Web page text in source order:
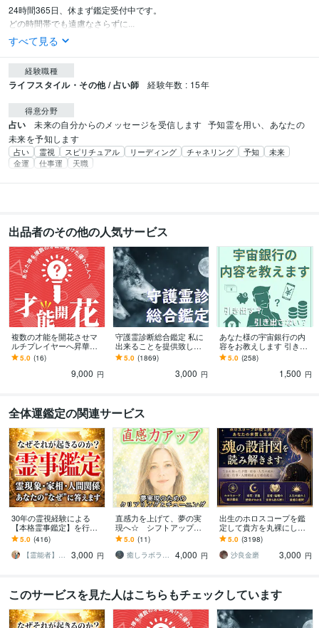
24時間365日、休まず鑑定受付中です。
どの時間帯でも遠慮なさらずに...
すべて見る
経験職種
ライフスタイル・その他 / 占い師 経験年数 : 15年
得意分野
占い 未来の自分からのメッセージを受信します 予知霊を用い、あなたの
未来を予知します
占い 霊視 スピリチュアル リーディング チャネリング 予知
未来
金運
仕事運 天職
出品者のその他の人気サービス
複数の才能を開花させマ
ルチプレイヤーへ昇華さ
せます あなた様を複数の
才能に長けた優れた人へ
5.0 (16)
9,000 円
守護霊診断総合鑑定 私に
出来ることを提供致しま
す あなたの守護霊 守護動
物霊などをこの機会に把
5.0 (1869)
3,000 円
あなた様の宇宙銀行の内
容をお教えします 引き出
すか、引き出さないかは
あなた様次第
5.0 (258)
1,500 円
全体運鑑定の関連サービス
30年の霊視経験による
【本格霊事鑑定】を行い
ます 霊現象・家相・家
系・先祖・土地・人間関
係・悪縁・因縁・厄払い
5.0 (416)
【霊能者】天晴
3,000 円
直感力を上げて、夢の実
現へ☆ シフトアップし
ます 魂の約束を思い出し
夢を実現する気持ちを
今、感じたい方へ
5.0 (11)
癒しラボラトリー
4,000 円
出生のホロスコープを鑑
定して貴方を丸裸にしま
す 生まれ持った性質や傾
向など、総合的に鑑定し
ていきます。
5.0 (3198)
沙良金磨
3,000 円
このサービスを見た人はこちらもチェックしています